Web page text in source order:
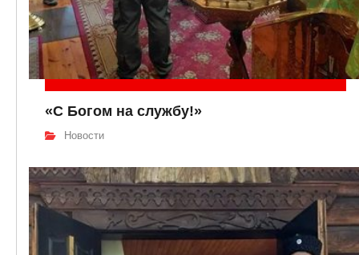
«С Богом на службу!»
Новости